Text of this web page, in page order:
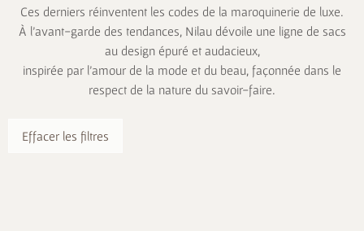
Ces derniers réinventent les codes de la maroquinerie de luxe.
À l’avant-garde des tendances, Nilau dévoile une ligne de sacs
au design épuré et audacieux,
inspirée par l’amour de la mode et du beau, façonnée dans le
respect de la nature du savoir-faire.
Effacer les filtres